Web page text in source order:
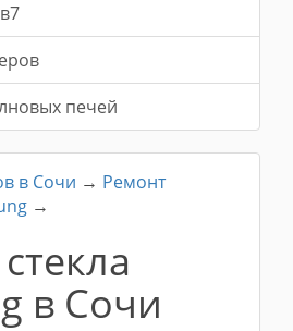
печей
в Сочи → Ремонт
→
в Сочи